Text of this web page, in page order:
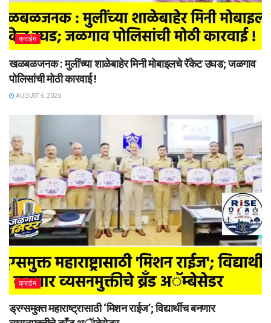
क्राईम
खळबळजनक : मुलींच्या शाळेबाहेर मिनी मोबाइलचे रॅकेट उघड; जळगाव
पोलिसांची मोठी कारवाई !
AUGUST 6, 2026
क्राईम
ड्रग्समुक्त महाराष्ट्रासाठी ‘मिशन राईज’; विद्यार्थीच बनणार